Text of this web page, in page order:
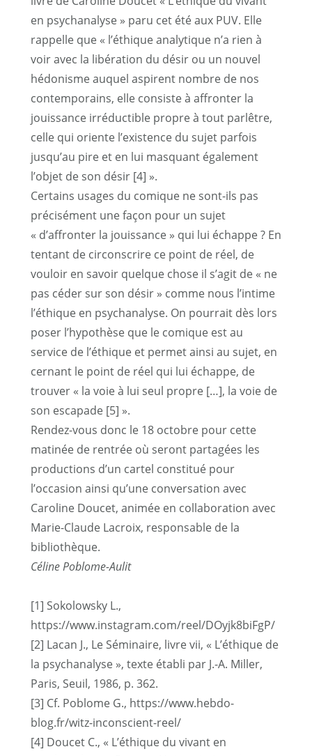
en psychanalyse » paru cet été aux PUV. Elle
rappelle que « l’éthique analytique n’a rien à
voir avec la libération du désir ou un nouvel
hédonisme auquel aspirent nombre de nos
contemporains, elle consiste à affronter la
jouissance irréductible propre à tout parlêtre,
celle qui oriente l’existence du sujet parfois
jusqu’au pire et en lui masquant également
l’objet de son désir [4] ».
Certains usages du comique ne sont-ils pas
précisément une façon pour un sujet
« d’affronter la jouissance » qui lui échappe ? En
tentant de circonscrire ce point de réel, de
vouloir en savoir quelque chose il s’agit de « ne
pas céder sur son désir » comme nous l’intime
l’éthique en psychanalyse. On pourrait dès lors
poser l’hypothèse que le comique est au
service de l’éthique et permet ainsi au sujet, en
cernant le point de réel qui lui échappe, de
trouver « la voie à lui seul propre […], la voie de
son escapade [5] ».
Rendez-vous donc le 18 octobre pour cette
matinée de rentrée où seront partagées les
productions d’un cartel constitué pour
l’occasion ainsi qu’une conversation avec
Caroline Doucet, animée en collaboration avec
Marie-Claude Lacroix, responsable de la
bibliothèque.
Céline Poblome-Aulit
[1] Sokolowsky L.,
https://www.instagram.com/reel/DOyjk8biFgP/
[2] Lacan J., Le Séminaire, livre vii, « L’éthique de
la psychanalyse », texte établi par J.-A. Miller,
Paris, Seuil, 1986, p. 362.
[3] Cf. Poblome G., https://www.hebdo-
blog.fr/witz-inconscient-reel/
[4] Doucet C., « L’éthique du vivant en